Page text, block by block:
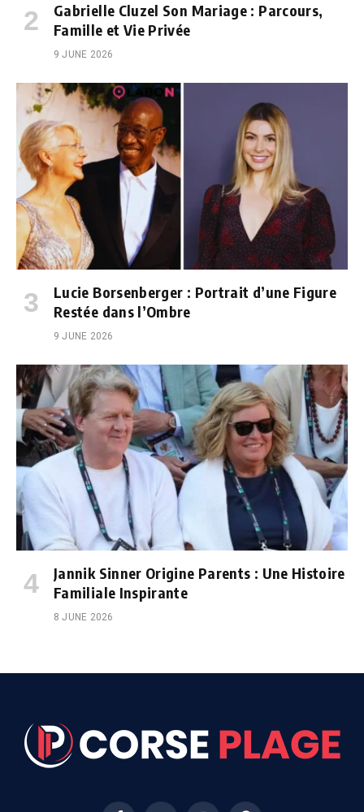
Gabrielle Cluzel Son Mariage : Parcours,
Famille et Vie Privée
9 JUNE 2026
Lucie Borsenberger : Portrait d’une Figure
Restée dans l’Ombre
9 JUNE 2026
Jannik Sinner Origine Parents : Une Histoire
Familiale Inspirante
8 JUNE 2026